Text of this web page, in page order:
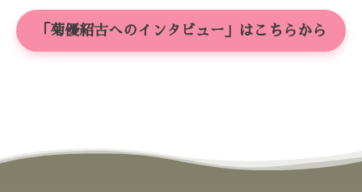
「菊優紹古へのインタビュー」はこちらから